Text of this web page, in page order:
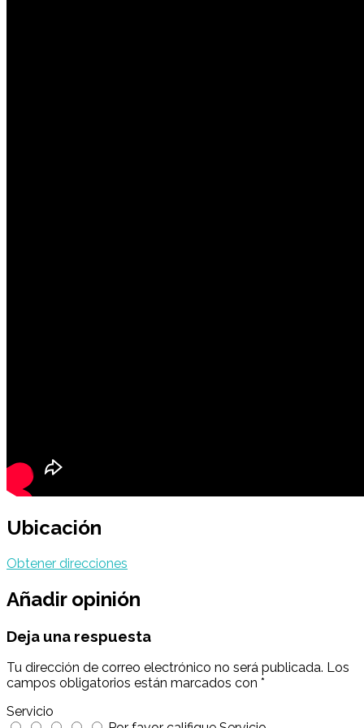
Ubicación
Obtener direcciones
Añadir opinión
Deja una respuesta
Tu dirección de correo electrónico no será publicada. Los
campos obligatorios están marcados con *
Servicio